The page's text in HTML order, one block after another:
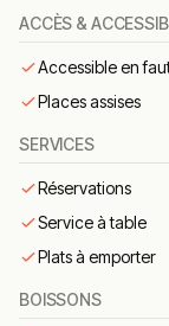
🍽️ Carte &
pizza
et aérée,
tradition.
basilic, la
pâtes
de la
ACCÈS &
Accessible en
Places assises
SERVICES
Réservations
Service à table
Plats à emporter
BOISSONS